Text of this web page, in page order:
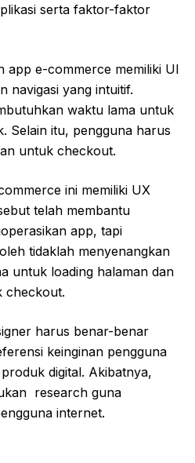
serta faktor-faktor
app e-commerce memiliki UI
navigasi yang intuitif.
waktu lama untuk
Selain itu, pengguna harus
untuk checkout.
ini memiliki UX
telah membantu
app, tapi
tidaklah menyenangkan
untuk loading halaman dan
checkout.
harus benar-benar
keinginan pengguna
digital. Akibatnya,
research guna
internet.